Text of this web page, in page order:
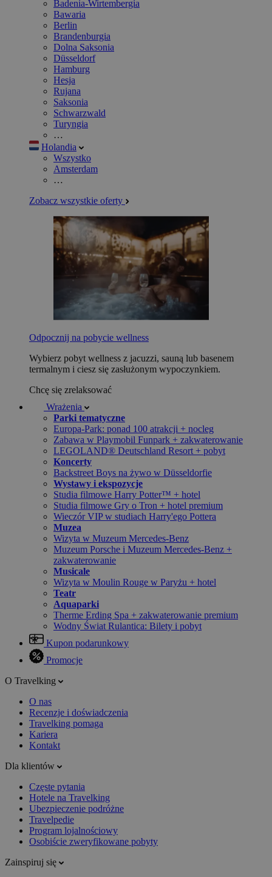
Badenia-Wirtembergia
Bawaria
Berlin
Brandenburgia
Dolna Saksonia
Düsseldorf
Hamburg
Hesja
Rujana
Saksonia
Schwarzwald
Turyngia
…
Holandia
Wszystko
Amsterdam
…
Zobacz wszystkie oferty
Odpocznij na pobycie wellness
Wybierz pobyt wellness z jacuzzi, sauną lub basenem
termalnym i ciesz się zasłużonym wypoczynkiem.
Chcę się zrelaksować
Wrażenia
Parki tematyczne
Europa-Park: ponad 100 atrakcji + nocleg
Zabawa w Playmobil Funpark + zakwaterowanie
LEGOLAND® Deutschland Resort + pobyt
Koncerty
Backstreet Boys na żywo w Düsseldorfie
Wystawy i ekspozycje
Studia filmowe Harry Potter™ + hotel
Studia filmowe Gry o Tron + hotel premium
Wieczór VIP w studiach Harry'ego Pottera
Muzea
Wizyta w Muzeum Mercedes-Benz
Muzeum Porsche i Muzeum Mercedes-Benz +
zakwaterowanie
Musicale
Wizyta w Moulin Rouge w Paryżu + hotel
Teatr
Aquaparki
Therme Erding Spa + zakwaterowanie premium
Wodny Świat Rulantica: Bilety i pobyt
Kupon podarunkowy
Promocje
O Travelking
O nas
Recenzje i doświadczenia
Travelking pomaga
Kariera
Kontakt
Dla klientów
Częste pytania
Hotele na Travelking
Ubezpieczenie podróżne
Travelpedie
Program lojalnościowy
Osobiście zweryfikowane pobyty
Zainspiruj się